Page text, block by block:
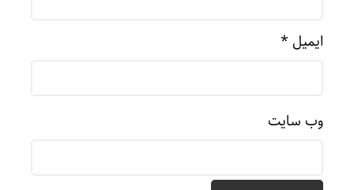
ایمیل *
وب‌ سایت